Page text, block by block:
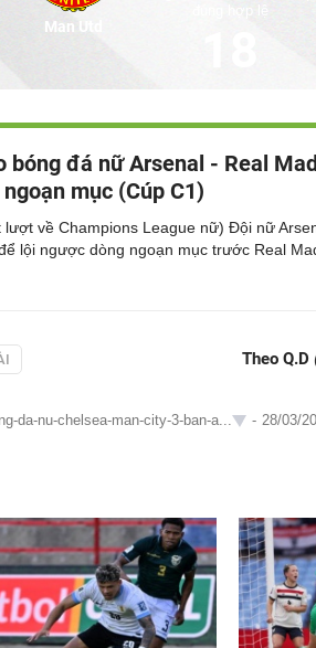
Man Utd
đúng hợp lệ
bóng đá nữ Arsenal - Real
mục (Cúp C1)
lượt về Champions League nữ) Đội nữ
lội ngược dòng ngoạn mục trước Real
Theo Q.D
da-nu-chelsea-man-city-3-ban-a... - 28/03/